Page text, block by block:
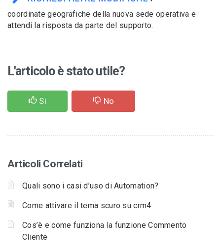
coordinate geografiche della nuova sede operativa e
attendi la risposta da parte del supporto.
L'articolo è stato utile?
Si No
Articoli Correlati
Quali sono i casi d’uso di Automation?
Come attivare il tema scuro su crm4
Cos’è e come funziona la funzione Commento
Cliente